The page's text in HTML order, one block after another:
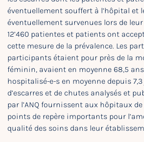
éventuellement souffert à l’hôpital et
éventuellement survenues lors de
12’460 patientes et patients ont
cette mesure de la prévalence. Les
participants étaient pour près de la
féminin, avaient en moyenne 68,5
hospitalisé-e-s en moyenne depuis
d’escarres et de chutes analysés et
par l’ANQ fournissent aux hôpitaux
points de repère importants pour
qualité des soins dans leur